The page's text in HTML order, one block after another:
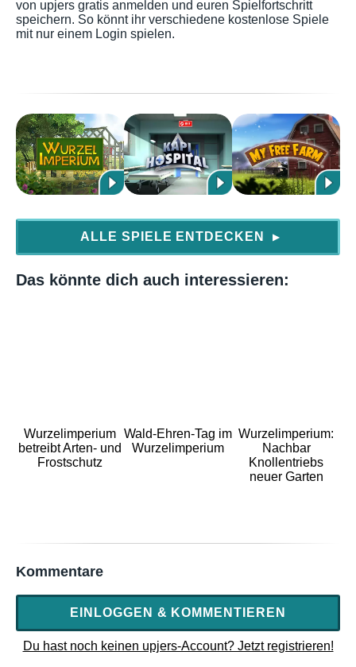
von upjers gratis anmelden und euren Spielfortschritt
speichern. So könnt ihr verschiedene kostenlose Spiele
mit nur einem Login spielen.
ALLE SPIELE ENTDECKEN ▶
Das könnte dich auch interessieren:
Wurzelimperium
betreibt Arten- und
Frostschutz
Wald-Ehren-Tag im
Wurzelimperium
Wurzelimperium:
Nachbar
Knollentriebs
neuer Garten
Kommentare
EINLOGGEN & KOMMENTIEREN
Du hast noch keinen upjers-Account? Jetzt registrieren!